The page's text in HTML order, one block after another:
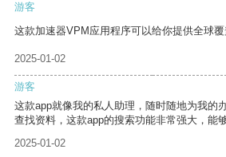
游客
这款加速器VPM应用程序可以给你提供全球覆
2025-01-02
游客
这款app就像我的私人助理，随时随地为我的
查找资料，这款app的搜索功能非常强大，能
2025-01-02